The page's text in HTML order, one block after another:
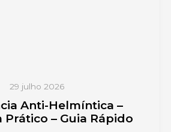
29 julho 2026
Anti-Helmíntica –
Prático – Guia Rápido